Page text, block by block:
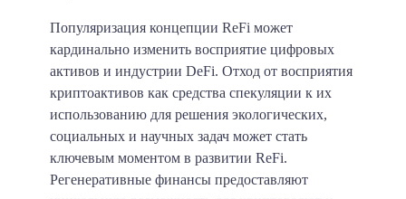
Популяризация концепции ReFi может
кардинально изменить восприятие цифровых
активов и индустрии DeFi. Отход от восприятия
криптоактивов как средства спекуляции к их
использованию для решения экологических,
социальных и научных задач может стать
ключевым моментом в развитии ReFi.
Регенеративные финансы предоставляют